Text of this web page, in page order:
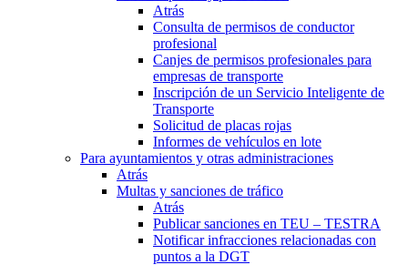
Atrás
Consulta de permisos de conductor
profesional
Canjes de permisos profesionales para
empresas de transporte
Inscripción de un Servicio Inteligente de
Transporte
Solicitud de placas rojas
Informes de vehículos en lote
Para ayuntamientos y otras administraciones
Atrás
Multas y sanciones de tráfico
Atrás
Publicar sanciones en TEU – TESTRA
Notificar infracciones relacionadas con
puntos a la DGT